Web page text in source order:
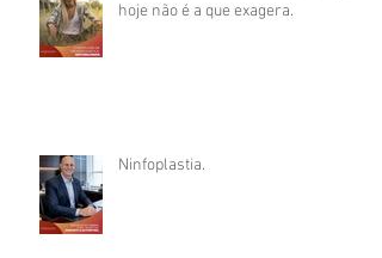
hoje não é a que exagera.
Ninfoplastia.